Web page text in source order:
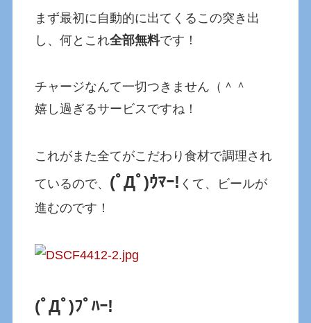
まず最初に自動的に出てくるこの突き出
し、何とこれ全部無料です！
チャージなんて一切つきません（＾＾
嬉し過ぎるサービスですね！
これがまた全てがこだわり食材で調理され
ているので、 (ﾟДﾟ)ｳﾏｰ! くて、ビールが
進むのです！
(ﾟДﾟ)ﾌﾟﾊｰ!